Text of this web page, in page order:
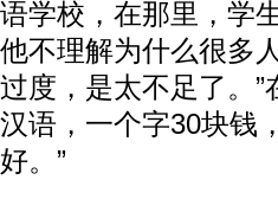
语学校，在那里，学
他不理解为什么很多
过度，是太不足了。
汉语，一个字30块钱
好。”